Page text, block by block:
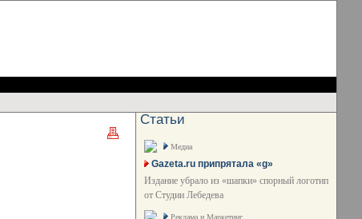
Статьи
Медиа
Gazeta.ru припрятала «g»
Издание убрало из «шапки» спорный логотип
от Студии Лебедева
Реклама и Маркетинг